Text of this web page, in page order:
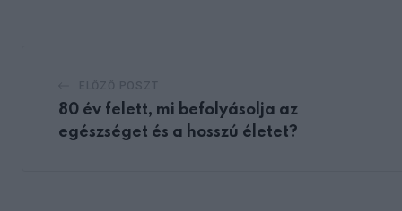
80 év felett, mi befolyásolja az
egészséget és a hosszú életet?